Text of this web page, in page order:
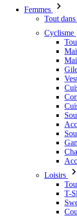
Femmes
Tout
Cyclisme
Loisirs
T-